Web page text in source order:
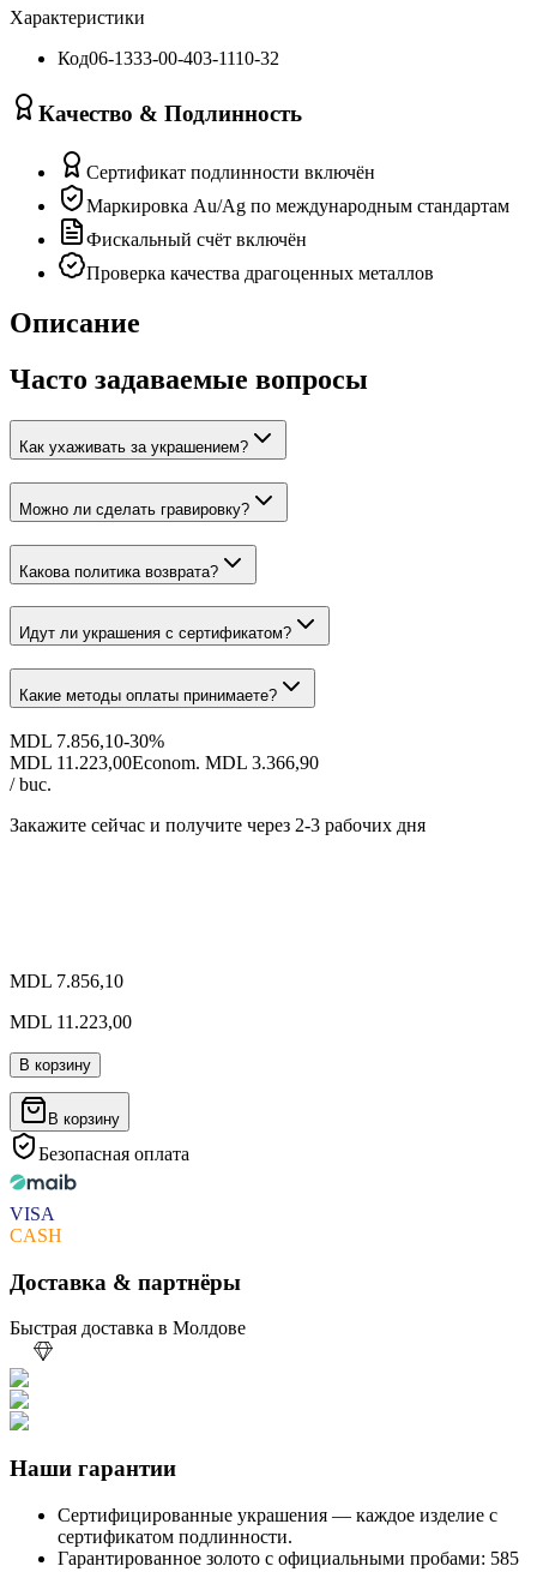
Характеристики
Код06-1333-00-403-1110-32
Качество & Подлинность
Сертификат подлинности включён
Маркировка Au/Ag по международным стандартам
Фискальный счёт включён
Проверка качества драгоценных металлов
Описание
Часто задаваемые вопросы
Как ухаживать за украшением?
Можно ли сделать гравировку?
Какова политика возврата?
Идут ли украшения с сертификатом?
Какие методы оплаты принимаете?
MDL 7.856,10-30%
MDL 11.223,00Econom. MDL 3.366,90
/ buc.
Закажите сейчас и получите через 2-3 рабочих дня
MDL 7.856,10
MDL 11.223,00
В корзину
В корзину
Безопасная оплата
VISA
CASH
Доставка & партнёры
Быстрая доставка в Молдове
Наши гарантии
Сертифицированные украшения — каждое изделие с
сертификатом подлинности.
Гарантированное золото с официальными пробами: 585